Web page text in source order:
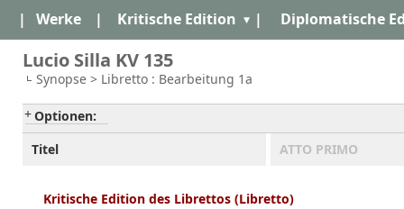
| Werke | Kritische Edition | Diplomatische
Lucio Silla KV 135
Synopse > Libretto : Bearbeitung 1a
Optionen:
Titel
ATTO PRIMO
Kritische Edition des Librettos (Libretto)